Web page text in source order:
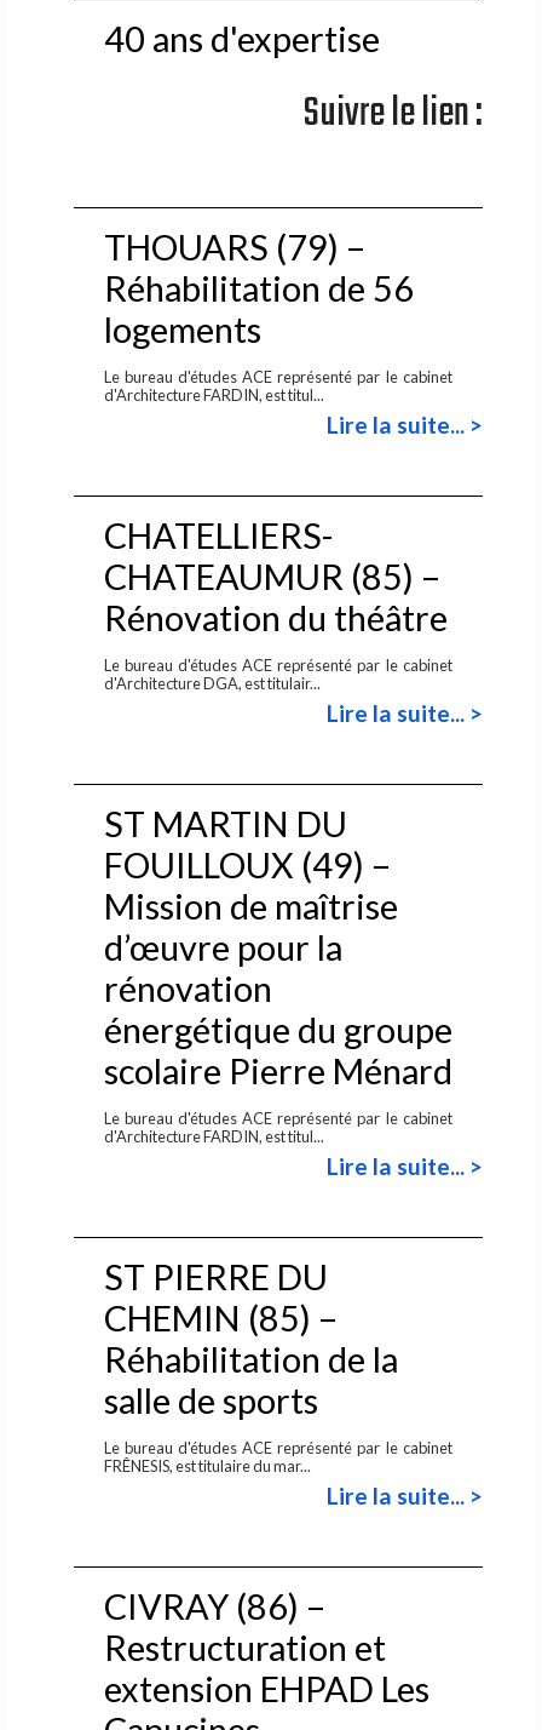
40 ans d'expertise
Suivre le lien :
THOUARS (79) –
Réhabilitation de 56
logements
Le bureau d'études ACE représenté par le cabinet
d'Architecture FARDIN, est titul...
Lire la suite... >
CHATELLIERS-
CHATEAUMUR (85) –
Rénovation du théâtre
Le bureau d'études ACE représenté par le cabinet
d'Architecture DGA, est titulair...
Lire la suite... >
ST MARTIN DU
FOUILLOUX (49) –
Mission de maîtrise
d’œuvre pour la
rénovation
énergétique du groupe
scolaire Pierre Ménard
Le bureau d'études ACE représenté par le cabinet
d'Architecture FARDIN, est titul...
Lire la suite... >
ST PIERRE DU
CHEMIN (85) –
Réhabilitation de la
salle de sports
Le bureau d'études ACE représenté par le cabinet
FRÊNESIS, est titulaire du mar...
Lire la suite... >
CIVRAY (86) –
Restructuration et
extension EHPAD Les